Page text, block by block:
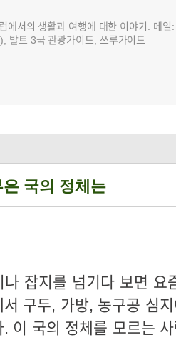
에서의 생활과 여행에 대한 이야기. 메
발트 3국 관광가이드, 쓰루가이드
국의 정체는
나 잡지를 넘기다 보면
구두, 가방, 농구공 심
. 이 국의 정체를 모르는